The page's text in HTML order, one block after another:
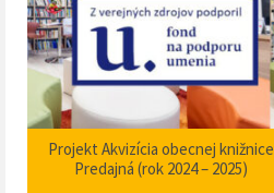
Projekt Akvizícia obecnej knižnice
Predajná (rok 2024 – 2025)